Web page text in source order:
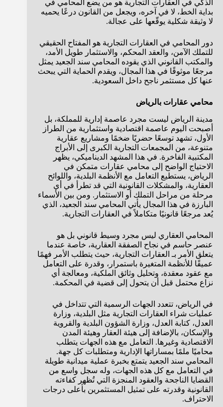
الذكي في العقارات التجارية هو من يضع المحامي في
بداية الخط، لا في آخره، ويجعل من القانون درعًا يحميه
لا وثيقة شكلية يوقّعها على عجالة.
دور المحامي في العقارات التجارية هو المفتاح الحقيقي
للتملك الآمن، والعقد المحكم، والاستثمار طويل الأمد،
والمكتب القانوني الذي يقوده المحامي سند الجعيد يمثل
مرجعًا موثوقًا في هذا المجال، ويقدم الحماية التي يبحث
عنها كل مستثمر ناجح داخل السعودية.
محامي عقارات بالرياض
مدينة الرياض ليست مجرد عاصمة إدارية للمملكة، بل
أصبحت اليوم عاصمة اقتصادية واستثمارية من الطراز
الأول، تشهد توسعًا حضريًا ضخمًا ومشاريع عقارية
متنوعة، من المجمعات التجارية الكبرى إلى الأبراج
المكتبية الفاخرة. في هذا المشهد الديناميكي، يظهر
الاحتياج الواضح إلى محامي عقارات متمكن في
الرياض، يستطيع التعامل مع الأنظمة البلدية، واللوائح
العقارية، والمشكلات القانونية التي قد تطرأ في أي
مرحلة من مراحل التملك أو الاستثمار. ومن بين الأسماء
البارزة في هذا المجال يأتي المحامي سند الجعيد، الذي
يُعد مرجعًا قانونيًا متكاملاً في العقارات التجارية.
المحامي العقاري ليس مجرد وسيط قانوني بل هو
عنصر حاسم في نجاح الصفقة العقارية، خاصة عندما
يتعلق الأمر بـ العقارات التجارية، حيث يتطلب الأمر فهمًا
عميقًا للأنظمة المتغيرة باستمرار، وقدرة على التعامل
مع عقود معقدة، وتحليل وثائق الملكية، ومعالجة أي
نزاع محتمل قبل أن يتحول إلى قضية في المحكمة.
في الرياض، تتعدد الجهات الرسمية التي تتداخل في
عمليات شراء العقارات التجارية مثل البلدية، وزارة
العدل، كتابة العدل، وزارة الشؤون البلدية والقروية
والإسكان، بالإضافة إلى هيئة العقار وهيئة المدن
الاقتصادية وغيرها. التعامل مع هذه الجهات يتطلب
محاميًا ملمًا بمساراتها الإدارية ومتطلبات كل جهة.
المحامي سند الجعيد يتمتع بخبرة عملية ميدانية طويلة
في التعامل مع كل هذه الجهات، وله سجل واسع من
القضايا الناجحة والعقود المنجزة التي تُظهر كفاءته
القانونية وقدرته على تمثيل المستثمرين بأعلى درجات
الاحتراف.